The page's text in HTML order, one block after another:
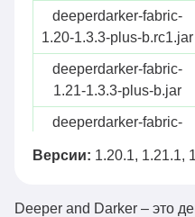
deeperdarker-fabric-
1.20-1.3.3-plus-b.rc1.jar
deeperdarker-fabric-
1.21-1.3.3-plus-b.jar
deeperdarker-fabric-
Версии: 1.20.1, 1.21.1,
Deeper and Darker – это